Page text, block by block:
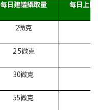
每日建議攝取量 每日上限
2微克
2.5微克
30微克
55微克